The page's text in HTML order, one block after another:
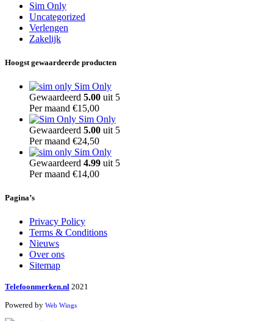
Sim Only
Uncategorized
Verlengen
Zakelijk
Hoogst gewaardeerde producten
Sim Only
Gewaardeerd 5.00 uit 5
Per maand €15,00
Sim Only
Gewaardeerd 5.00 uit 5
Per maand €24,50
Sim Only
Gewaardeerd 4.99 uit 5
Per maand €14,00
Pagina’s
Privacy Policy
Terms & Conditions
Nieuws
Over ons
Sitemap
Telefoonmerken.nl 2021
Powered by Web Wings